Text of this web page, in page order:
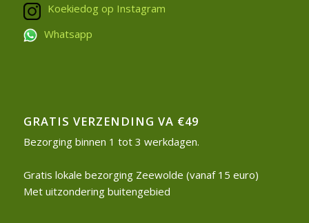
Koekiedog op Instagram
Whatsapp
GRATIS VERZENDING VA €49
Bezorging binnen 1 tot 3 werkdagen.
Gratis lokale bezorging Zeewolde (vanaf 15 euro)
Met uitzondering buitengebied